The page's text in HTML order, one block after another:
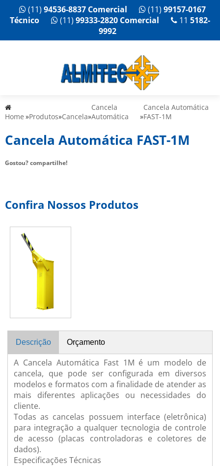
(11) 94536-8837 Comercial (11) 99157-0167
Técnico
(11) 99333-2820 Comercial 11 5182-
9992
Home »Produtos»Cancela»
Cancela
Automática
»
Cancela Automática
FAST-1M
Cancela Automática FAST-1M
Gostou? compartilhe!
Confira Nossos Produtos
Descrição Orçamento
A Cancela Automática Fast 1M é um modelo de
cancela, que pode ser configurada em diversos
modelos e formatos com a finalidade de atender as
mais diferentes aplicações ou necessidades do
cliente.
Todas as cancelas possuem interface (eletrônica)
para integração a qualquer tecnologia de controle
de acesso (placas controladoras e coletores de
dados).
Especificações Técnicas